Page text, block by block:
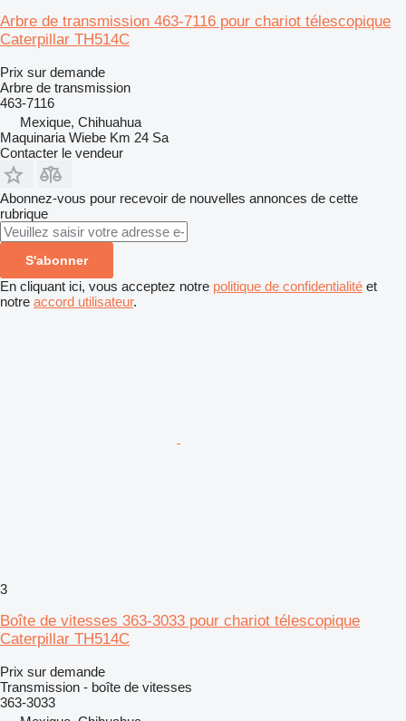
Arbre de transmission 463-7116 pour chariot télescopique
Caterpillar TH514C
Prix sur demande
Arbre de transmission
463-7116
Mexique, Chihuahua
Maquinaria Wiebe Km 24 Sa
Contacter le vendeur
Abonnez-vous pour recevoir de nouvelles annonces de cette
rubrique
S'abonner
En cliquant ici, vous acceptez notre politique de confidentialité et
notre accord utilisateur.
3
Boîte de vitesses 363-3033 pour chariot télescopique
Caterpillar TH514C
Prix sur demande
Transmission - boîte de vitesses
363-3033